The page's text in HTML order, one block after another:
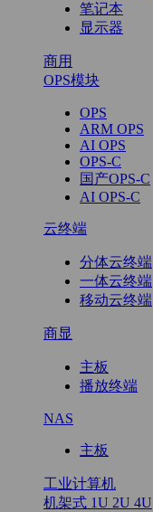
笔记本
显示器
商用
OPS模块
OPS
ARM OPS
AI OPS
OPS-C
国产OPS-C
AI OPS-C
云终端
分体云终端
一体云终端
移动云终端
商显
主板
播放终端
NAS
主板
工业计算机
机架式 1U 2U 4U